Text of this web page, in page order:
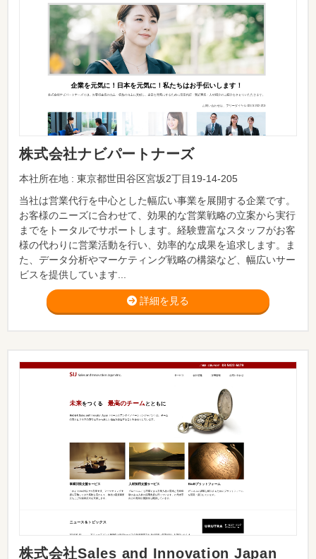
株式会社ナビパートナーズ
本社所在地 : 東京都世田谷区宮坂2丁目19-14-205
当社は営業代行を中心とした幅広い事業を展開する企業です。
お客様のニーズに合わせて、効果的な営業戦略の立案から実行
までをトータルでサポートします。経験豊富なスタッフがお客
様の代わりに営業活動を行い、効率的な成果を追求します。ま
た、データ分析やマーケティング戦略の構築など、幅広いサー
ビスを提供しています...
詳細を見る
株式会社Sales and Innovation Japan